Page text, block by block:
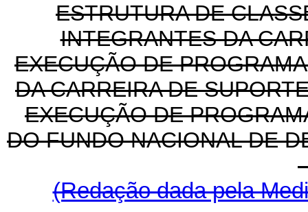
ESTRUTURA DE
INTEGRANTES DA
EXECUÇÃO DE
DA CARREIRA DE
EXECUÇÃO DE
DO FUNDO NACIONAL DE
(Redação dada pela